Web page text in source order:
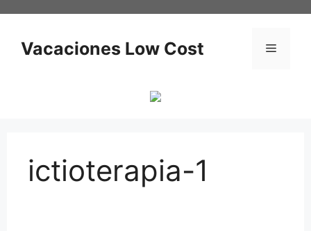
contenido
Vacaciones Low Cost Menú
ictioterapia-1